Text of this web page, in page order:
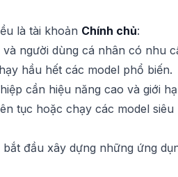
là tài khoản Chính chủ:
người dùng cá nhân có nhu
hầu hết các model phổ biến.
cần hiệu năng cao và giới
tục hoặc chạy các model
đầu xây dựng những ứng